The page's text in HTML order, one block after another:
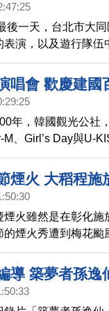
後一天，台北市大
表演，以及遊行隊
捉美好的畫面。
唱會 歡慶建國
年，韓國觀光公社
M、Girl’s Day與U-
快樂！一塊兒來看
煙火 大稻程施
煙火雖然是在彰化施
的煙火秀遭到梅花
稻埕施放，除了強
配國慶主題，在設計
導 築夢者孫逸